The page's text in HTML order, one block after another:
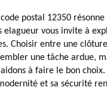
postal 12350
elagueur vous invite à
Choisir entre une
une tâche ardue,
à faire le bon
et sa sécurité